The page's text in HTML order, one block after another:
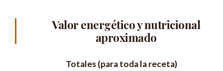
Valor energético y nutricional
aproximado
Totales (para toda la receta)